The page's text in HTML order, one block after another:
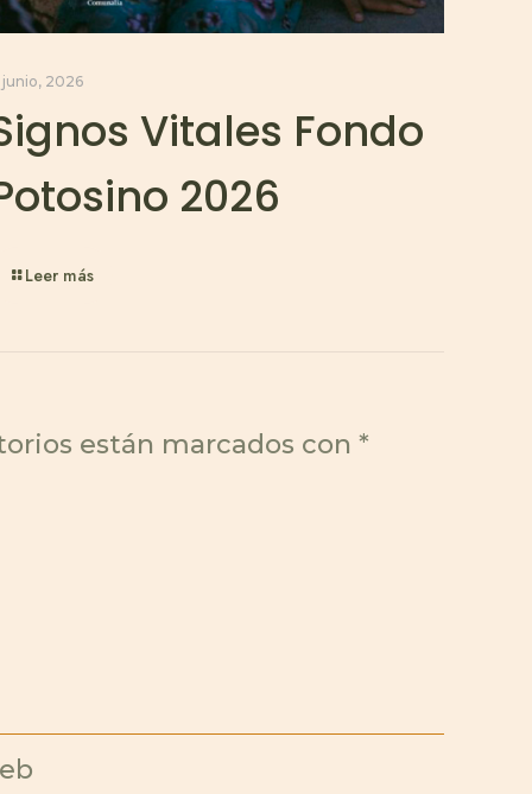
junio, 2026
Vitales Fondo
2026
Leer más
están marcados con *